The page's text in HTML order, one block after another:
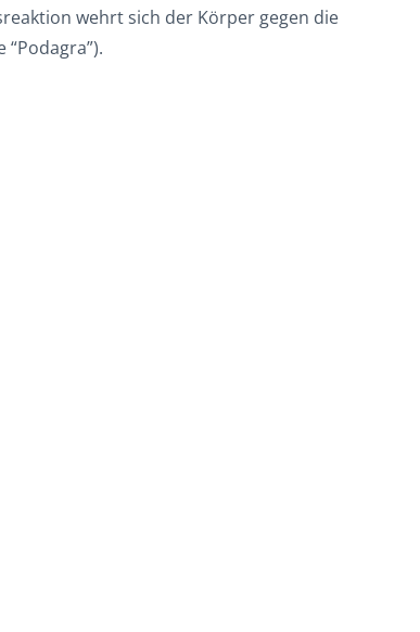
wehrt sich der Körper gegen die